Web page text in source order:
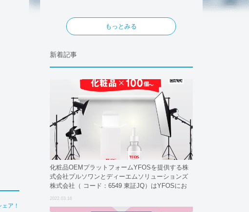
ア！
もっとみる
新着記事
化粧品OEMプラットフォームYFOSを提供する株
式会社プルソワンとディーエムソリューションズ
株式会社（ コード：6549 東証JQ）はYFOSにお
2022.03.16